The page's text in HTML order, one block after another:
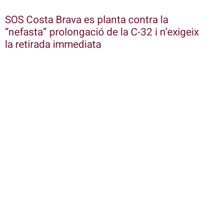
SOS Costa Brava es planta contra la
“nefasta” prolongació de la C-32 i n’exigeix
la retirada immediata